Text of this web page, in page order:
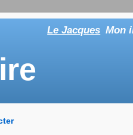
Le Jacques Mon